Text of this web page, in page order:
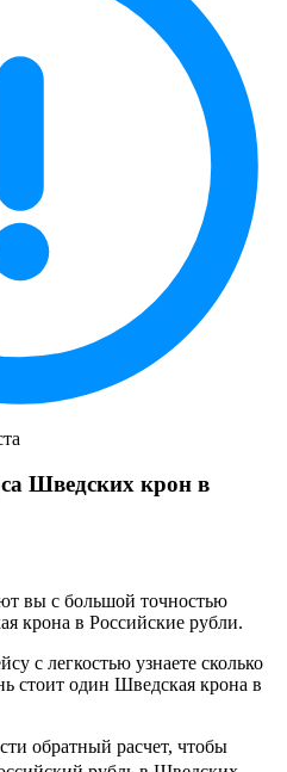
Шведских крон в
вы с большой точностью
крона в Российские рубли.
с легкостью узнаете сколько
стоит один Шведская крона в
обратный расчет, чтобы